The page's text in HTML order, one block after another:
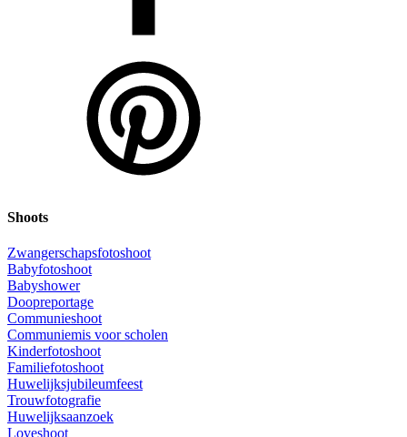
Shoots
Zwangerschapsfotoshoot
Babyfotoshoot
Babyshower
Doopreportage
Communieshoot
Communiemis voor scholen
Kinderfotoshoot
Familiefotoshoot
Huwelijksjubileumfeest
Trouwfotografie
Huwelijksaanzoek
Loveshoot